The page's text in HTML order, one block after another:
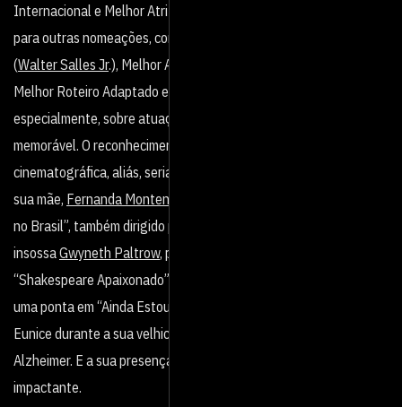
Internacional e Melhor Atriz
para outras nomeações, como Melhor Filme, Melhor Diretor
(Walter Salles Jr.), Melhor Ator Coadjuvante (
Melhor Roteiro Adaptado e Melhor Edição.
especialmente, sobre atuação de Fernanda Torres, num trabalho
memorável. O reconhecimento pelo maior prêmio da indústria
cinematográfica, aliás, seria ainda uma reparação histórica com
sua mãe, Fernanda Montenegro
no Brasil”, também dirigido por Salles, e preterida pela
insossaGwyneth Paltrow, pelo igualmente sem graça
“Shakespeare Apaixonado”
uma ponta em “Ainda Estou Aqui” interpretando a personagem
Eunice durante a sua velhice, quando já estava acometida pelo
Alzheimer. E a sua presença na tela, apesar de breve, é
impactante.